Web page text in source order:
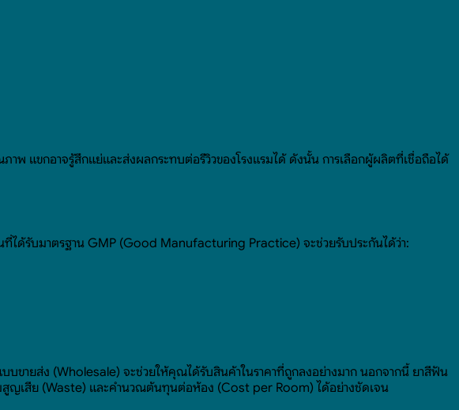
พ แขกอาจรู้สึกแย่และส่งผลกระทบต่อรีวิวของโรงแรมได้ ดังนั้น การเลือกผู้ผลิตที่เชื่อถือได้
ได้รับมาตรฐาน GMP (Good Manufacturing Practice) จะช่วยรับประกันได้ว่า:
บขายส่ง (Wholesale) จะช่วยให้คุณได้รับสินค้าในราคาที่ถูกลงอย่างมาก นอกจากนี้ ยาสีฟัน
ญเสีย (Waste) และคำนวณต้นทุนต่อห้อง (Cost per Room) ได้อย่างชัดเจน